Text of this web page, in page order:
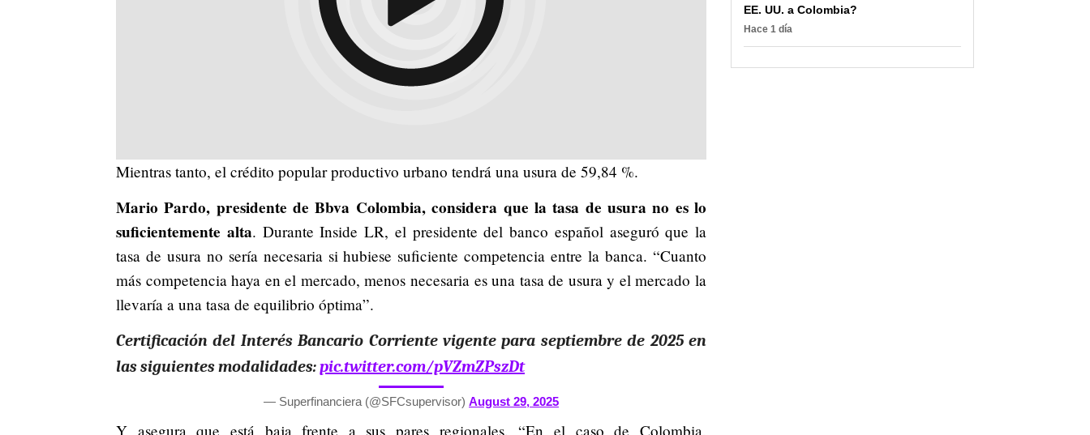
Mientras tanto, el crédito popular productivo urbano tendrá una usura de 59,84 %.
Mario Pardo, presidente de Bbva Colombia, considera que la tasa de usura no es lo
suficientemente alta. Durante Inside LR, el presidente del banco español aseguró que la
tasa de usura no sería necesaria si hubiese suficiente competencia entre la banca. “Cuanto
más competencia haya en el mercado, menos necesaria es una tasa de usura y el mercado la
llevaría a una tasa de equilibrio óptima”.
Certificación del Interés Bancario Corriente vigente para septiembre de 2025 en
las siguientes modalidades:pic.twitter.com/pVZmZPszDt
— Superfinanciera (@SFCsupervisor) August 29, 2025
Y asegura que está baja frente a sus pares regionales. “En el caso de Colombia,
EE. UU. a Colombia?
Hace 1 día